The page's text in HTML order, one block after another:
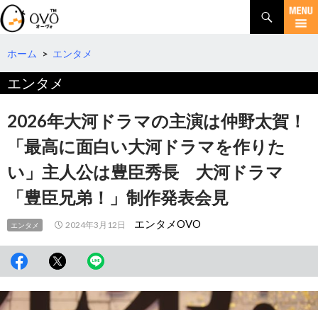
検
索
コ
テ
へ
動
ホーム > エンタメ
エンタメ
2026年大河ドラマの主演は仲野太賀！
「最高に面白い大河ドラマを作りた
い」主人公は豊臣秀長 大河ドラマ
「豊臣兄弟！」制作発表会見
エンタメ 2024年3月12日 エンタメOVO